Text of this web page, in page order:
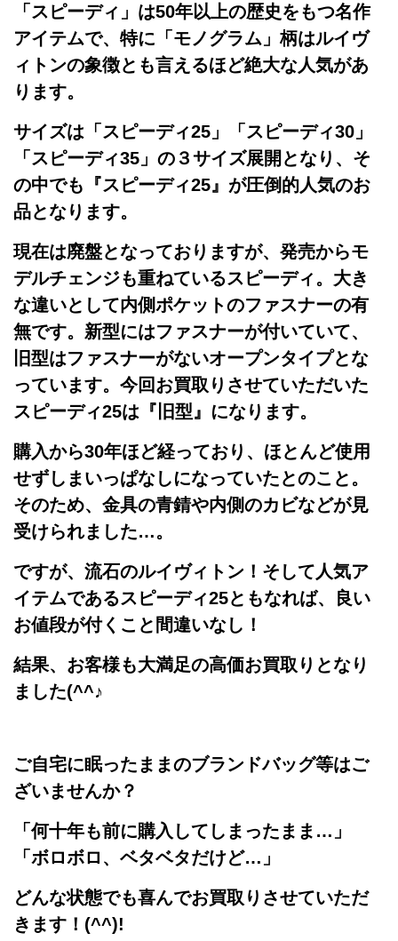
「スピーディ」は50年以上の歴史をもつ名作
アイテムで、特に「モノグラム」柄はルイヴ
ィトンの象徴とも言えるほど絶大な人気があ
ります。
サイズは「スピーディ25」「スピーディ30」
「スピーディ35」の３サイズ展開となり、そ
の中でも『スピーディ25』が圧倒的人気のお
品となります。
現在は廃盤となっておりますが、 発売からモ
デルチェンジも重ねているスピーディ。大き
な違いとして内側ポケットのファスナーの有
無です。新型にはファスナーが付いていて、
旧型はファスナーがないオープンタイプとな
っています。今回お買取りさせていただいた
スピーディ25は『旧型』になります。
購入から30年ほど経っており、ほとんど使用
せずしまいっぱなしになっていたとのこと。
そのため、金具の青錆や内側のカビなどが見
受けられました…。
ですが、流石のルイヴィトン！そして人気ア
イテムであるスピーディ25ともなれば、良い
お値段が付くこと間違いなし！
結果、お客様も大満足の高価お買取りとなり
ました(^^♪
ご自宅に眠ったままのブランドバッグ等はご
ざいませんか？
「何十年も前に購入してしまったまま…」
「ボロボロ、ベタベタだけど…」
どんな状態でも喜んでお買取りさせていただ
きます！(^^)!